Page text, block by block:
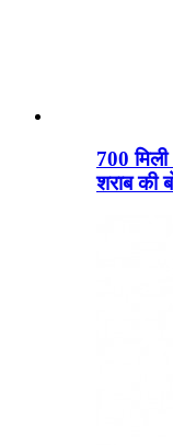
700 मिली
शराब की